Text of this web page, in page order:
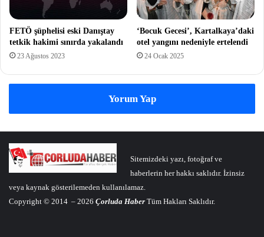
FETÖ şüphelisi eski Danıştay
tetkik hakimi sınırda yakalandı
23 Ağustos 2023
‘Bocuk Gecesi’, Kartalkaya’daki
otel yangını nedeniyle ertelendi
24 Ocak 2025
Yorum Yap
Sitemizdeki yazı, fotoğraf ve
haberlerin her hakkı saklıdır. İzinsiz
veya kaynak gösterilemeden kullanılamaz.
Copyright © 2014 – 2026 Çorluda Haber Tüm Hakları Saklıdır.